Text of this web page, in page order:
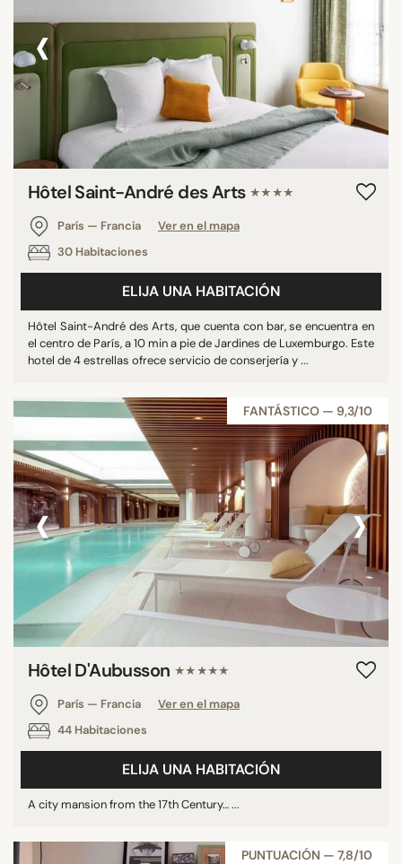
‹
Hôtel Saint-André des Arts ★★★★
París — Francia
Ver en el mapa
30 Habitaciones
ELIJA UNA HABITACIÓN
Hôtel Saint-André des Arts, que cuenta con bar, se encuentra en
el centro de París, a 10 min a pie de Jardines de Luxemburgo. Este
hotel de 4 estrellas ofrece servicio de conserjería y ...
FANTÁSTICO — 9,3/10
‹ ›
Hôtel D'Aubusson ★★★★★
París — Francia
Ver en el mapa
44 Habitaciones
ELIJA UNA HABITACIÓN
A city mansion from the 17th Century… ...
PUNTUACIÓN — 7,8/10